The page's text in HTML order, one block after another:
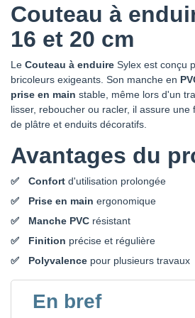
Couteau à
16 et 20 cm
Le Couteau à enduire Sylex est conçu
bricoleurs exigeants. Son manche en
prise en main stable, même lors d'un
lisser, reboucher ou racler, il assure
de plâtre et enduits décoratifs.
Avantages du
Confort d'utilisation prolongée
Prise en main ergonomique
Manche PVC résistant
Finition précise et régulière
Polyvalence pour plusieurs travaux
En bref